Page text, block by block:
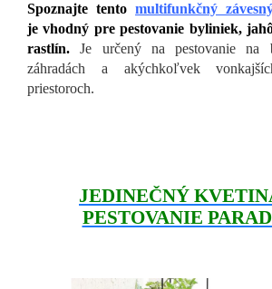
Spoznajte tento multifunkčný
je vhodný pre pestovanie byliniek,
rastlín. Je určený na pestovanie na
záhradách a akýchkoľvek
priestoroch.
JEDINEČNÝ
PESTOVANIE